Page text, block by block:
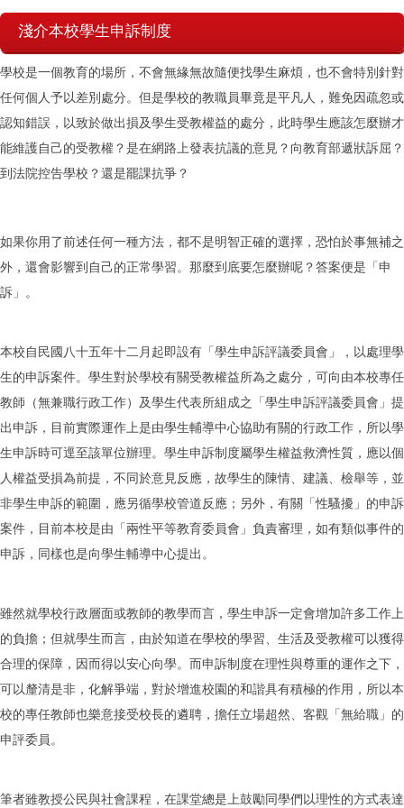
淺介本校學生申訴制度
學校是一個教育的場所，不會無緣無故隨便找學生麻煩，也不會特別針對
任何個人予以差別處分。但是學校的教職員畢竟是平凡人，難免因疏忽或
認知錯誤，以致於做出損及學生受教權益的處分，此時學生應該怎麼辦才
能維護自己的受教權？是在網路上發表抗議的意見？向教育部遞狀訴屈？
到法院控告學校？還是罷課抗爭？
如果你用了前述任何一種方法，都不是明智正確的選擇，恐怕於事無補之
外，還會影響到自己的正常學習。那麼到底要怎麼辦呢？答案便是「申
訴」。
本校自民國八十五年十二月起即設有「學生申訴評議委員會」，以處理學
生的申訴案件。學生對於學校有關受教權益所為之處分，可向由本校專任
教師（無兼職行政工作）及學生代表所組成之「學生申訴評議委員會」提
出申訴，目前實際運作上是由學生輔導中心協助有關的行政工作，所以學
生申訴時可逕至該單位辦理。學生申訴制度屬學生權益救濟性質，應以個
人權益受損為前提，不同於意見反應，故學生的陳情、建議、檢舉等，並
非學生申訴的範圍，應另循學校管道反應；另外，有關「性騷擾」的申訴
案件，目前本校是由「兩性平等教育委員會」負責審理，如有類似事件的
申訴，同樣也是向學生輔導中心提出。
雖然就學校行政層面或教師的教學而言，學生申訴一定會增加許多工作上
的負擔；但就學生而言，由於知道在學校的學習、生活及受教權可以獲得
合理的保障，因而得以安心向學。而申訴制度在理性與尊重的運作之下，
可以釐清是非，化解爭端，對於增進校園的和諧具有積極的作用，所以本
校的專任教師也樂意接受校長的遴聘，擔任立場超然、客觀「無給職」的
申評委員。
筆者雖教授公民與社會課程，在課堂總是上鼓勵同學們以理性的方式表達